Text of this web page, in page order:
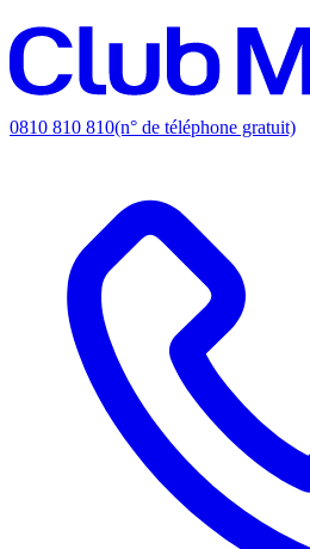
0810 810 810(n° de téléphone gratuit)